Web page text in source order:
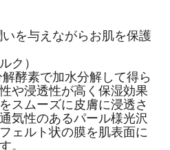
を与えながらお肌を保護
ク）
酵素で加水分解して得ら
や浸透性が高く保湿効果
スムーズに皮膚に浸透さ
気性のあるパール様光沢
ェルト状の膜を肌表面に
。